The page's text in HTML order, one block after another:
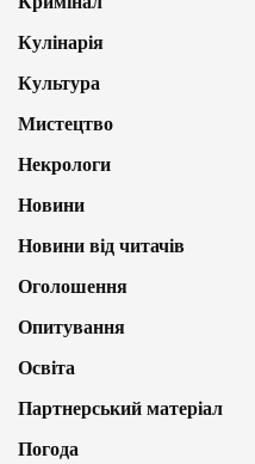
Кулінарія
Культура
Мистецтво
Некрологи
Новини
Новини від читачів
Оголошення
Опитування
Освіта
Партнерський матеріал
Погода